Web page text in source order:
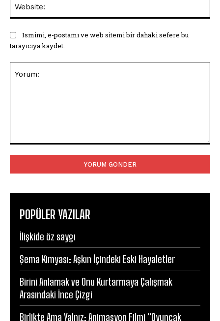
Ismimi, e-postamı ve web sitemi bir dahaki sefere bu
tarayıcıya kaydet.
POPÜLER YAZILAR
İlişkide öz saygı
Şema Kimyası: Aşkın İçindeki Eski Hayaletler
Birini Anlamak ve Onu Kurtarmaya Çalışmak
Arasındaki İnce Çizgi
Birlikte Ama Yalnız: Animasyon Filmi “Oyuncak